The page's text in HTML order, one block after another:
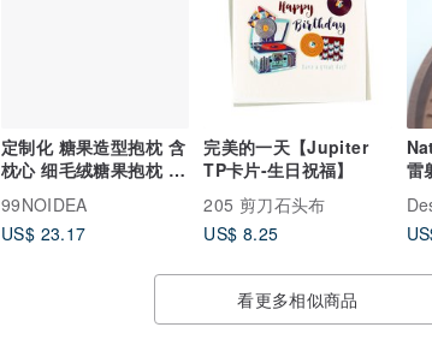
定制化 糖果造型抱枕 含
枕心 细毛绒糖果抱枕 圆
99NOIDEA
US$ 23.17
完美的一天【Jupiter
TP卡片-生日祝福】
205 剪刀石头布
US$ 8.25
雷
看更多相似商品